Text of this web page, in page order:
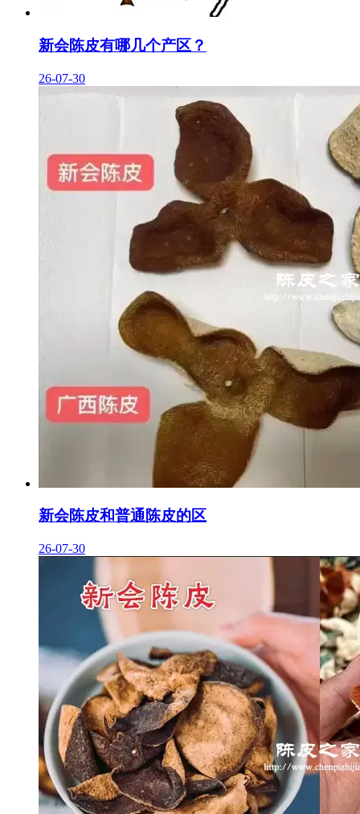
新会陈皮有哪几个产区？
26-07-30
新会陈皮和普通陈皮的区
26-07-30